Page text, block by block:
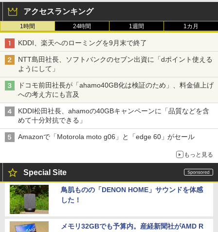
アクセスランキング
1時間 24時間 1週間 1カ月
KDDI、楽天へのローミングを9月末で終了
NTT島田社長、ソフトバンクのセブン出資に「dポイント使える
ようにして」
ドコモ前田社長が「ahamo40GB化は検証のため」、料金値上げ
への考え方にも言及
KDDI松田社長、ahamoの40GBキャンペーンに「品質などを含
めて十分対抗できる」
Amazonで「Motorola moto g06」と「edge 60」がセール
もっと見る
Special Site
鳥肌ものの「DENON HOME」サウンドを体感
した！
メモリ32GBでも予算内。産経新聞社がAMD R